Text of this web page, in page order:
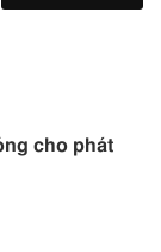
cho phát